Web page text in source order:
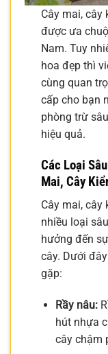
Cây mai, cây
được ưa
Nam. Tuy
hoa đẹp thì
cùng quan
cấp cho bạn
phòng trừ
hiệu quả.
Các Loại
Mai, Cây
Cây mai, cây
nhiều loại
hưởng đến
cây. Dưới
gặp:
Rầy nâu:
hút nhựa
cây chậm